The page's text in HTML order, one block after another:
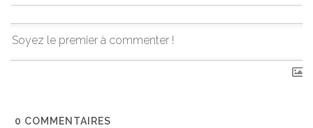
0 COMMENTAIRES